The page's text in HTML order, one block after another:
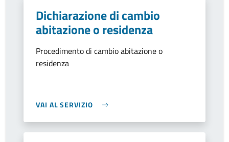
Dichiarazione di cambio
abitazione o residenza
Procedimento di cambio abitazione o
residenza
VAI AL SERVIZIO